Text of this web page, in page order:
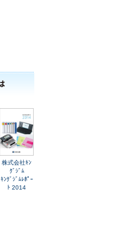
株式会社ｷﾝ
ｸﾞｼﾞﾑ
ｷﾝｸﾞｼﾞﾑﾚﾎﾟｰ
ﾄ 2014